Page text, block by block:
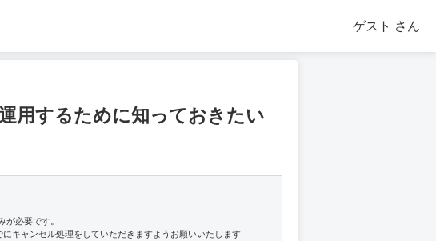
ゲスト さん
用するために知っておきたい
必要です。
キャンセル処理をしていただきますようお願いいたします